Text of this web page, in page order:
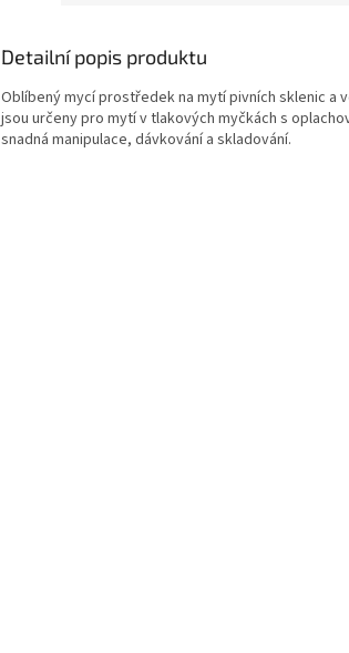
Detailní popis produktu
Oblíbený mycí prostředek na mytí pivních sklenic a
jsou určeny pro mytí v tlakových myčkách s
snadná manipulace, dávkování a skladování.